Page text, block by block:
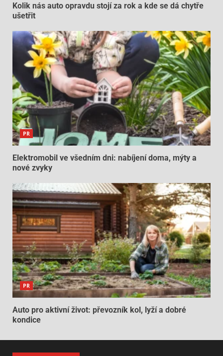
Kolik nás auto opravdu stojí za rok a kde se dá chytře
ušetřit
PR
Elektromobil ve všedním dni: nabíjení doma, mýty a
nové zvyky
PR
Auto pro aktivní život: převozník kol, lyží a dobré
kondice